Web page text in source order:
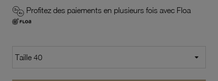
Profitez des paiements en plusieurs fois avec Floa